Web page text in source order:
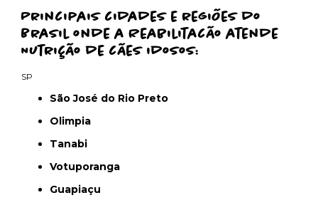
Principais cidades e regiões do
Brasil onde a Reabilitacão atende
Nutrição de cães idosos:
SP
São José do Rio Preto
Olimpia
Tanabi
Votuporanga
Guapiaçu